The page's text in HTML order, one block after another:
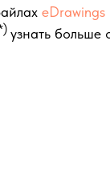
eDrawings
узнать